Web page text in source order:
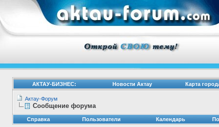
АКТАУ-БИЗНЕС: Новости Актау Карта
Актау-Форум
Сообщение форума
Справка Пользователи Календарь